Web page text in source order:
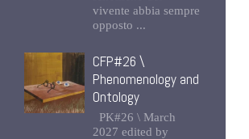
vivente abbia sempre
opposto ...
CFP#26 \
Phenomenology and
Ontology
PK#26 \ March
2027 edited by